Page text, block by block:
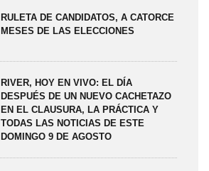
RULETA DE CANDIDATOS, A CATORCE
MESES DE LAS ELECCIONES
RIVER, HOY EN VIVO: EL DÍA
DESPUÉS DE UN NUEVO CACHETAZO
EN EL CLAUSURA, LA PRÁCTICA Y
TODAS LAS NOTICIAS DE ESTE
DOMINGO 9 DE AGOSTO